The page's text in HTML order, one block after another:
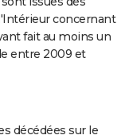
concernant
fait au moins un
entre 2009 et
décédées sur le